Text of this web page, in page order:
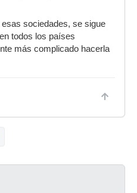
sociedades, se sigue
todos los países
más complicado hacerla